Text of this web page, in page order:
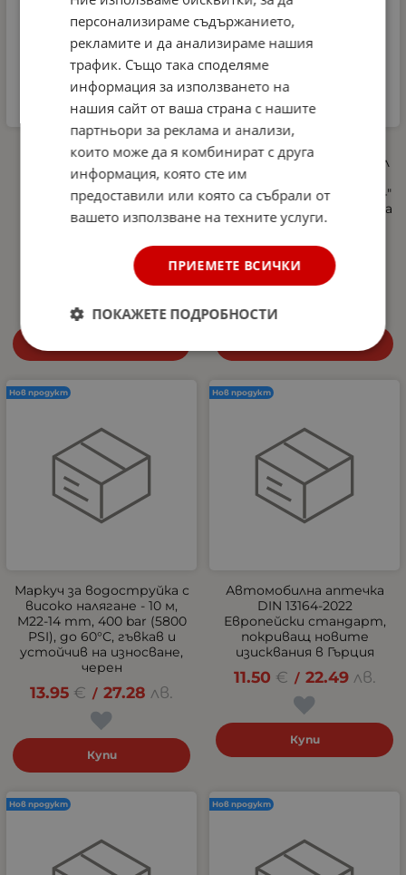
Автомобилна аптечка
DIN 13164-2022 +
светлоотразителна
жилетка и авариен
триъгълник –
Европейски стандарт,
изисквания в Гърция
52.81
Професионална
пянообразуваща дюза 1 л
за водоструйка, Foam
Cannon, Quick Connect 1/4"
- регулиране на струята
и концентрацията на
комплекта
20.13
Маркуч за водоструйка с
високо налягане - 10 м,
M22-14 mm, 400 bar (5800
PSI), до 60°C, гъвкав и
устойчив на износване,
черен
13.95 € / 27.28 лв.
Купи
Нов продукт
Автомобилна аптечка
DIN 13164-2022
Европейски стандарт,
покриващ новите
изисквания в Гърция
11.50 € / 22.49 лв.
Купи
Нов продукт
Нов продукт Нов продукт
персонализираме съдържанието,
рекламите и да анализираме нашия
трафик. Също така споделяме
информация за използването на
нашия сайт от ваша страна с нашите
партньори за реклама и анализи,
които може да я комбинират с друга
информация, която сте им
предоставили или която са събрали от
вашето използване на техните услуги.
ПРИЕМЕТЕ ВСИЧКИ
ПОКАЖЕТЕ ПОДРОБНОСТИ